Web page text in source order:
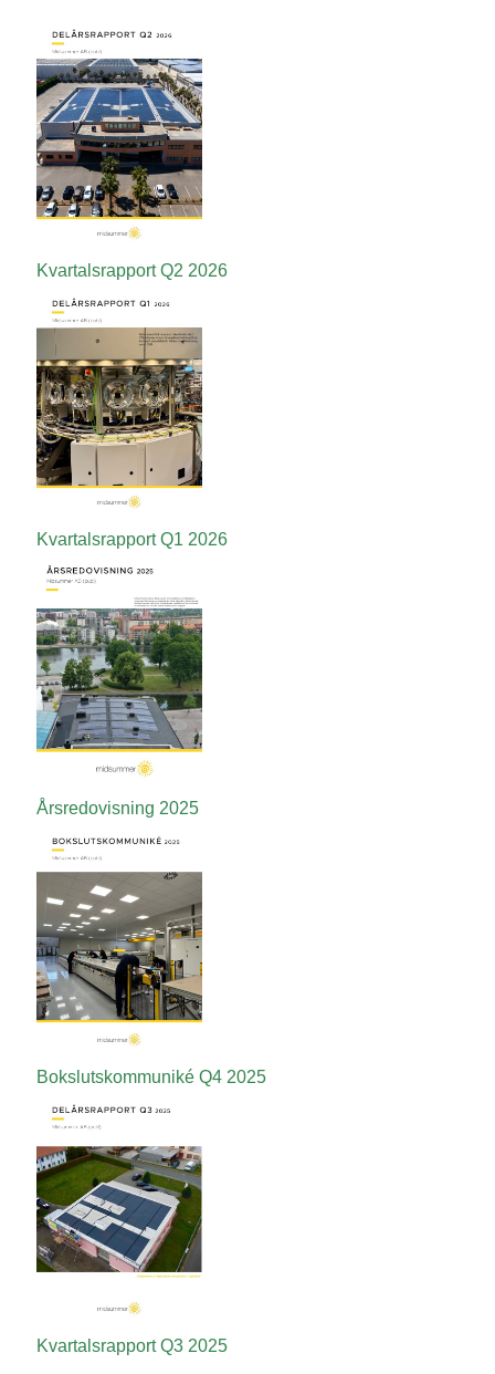
Kvartalsrapport Q2 2026
Kvartalsrapport Q1 2026
Årsredovisning 2025
Bokslutskommuniké Q4 2025
Kvartalsrapport Q3 2025